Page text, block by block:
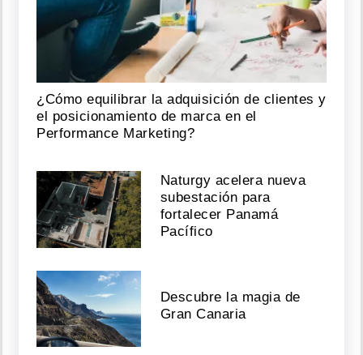
¿Cómo equilibrar la adquisición de clientes y
el posicionamiento de marca en el
Performance Marketing?
Naturgy acelera nueva
subestación para
fortalecer Panamá
Pacífico
Descubre la magia de
Gran Canaria